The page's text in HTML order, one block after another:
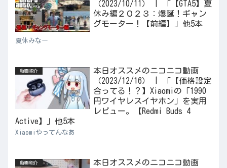
（2023/10/11） | 「【GTA5】夏
休み編２０２３：爆誕！ギャン
グモーター！【前編】」他5本
夏休みなー
動画紹介
本日オススメのニコニコ動画
（2023/12/16） | 「【価格設定
合ってる！？】Xiaomiの「1990
円ワイヤレスイヤホン」を実用
レビュー。【Redmi Buds 4
Active】」他5本
Xiaomiやってんなあ
動画紹介
本日オススメのニコニコ動画